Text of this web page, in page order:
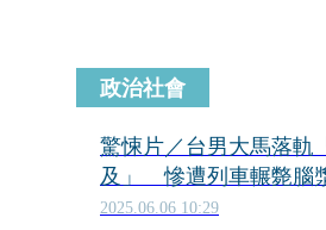
政治社會
驚悚片／台男大馬落軌
及」 慘遭列車輾斃腦
2025.06.06 10:29